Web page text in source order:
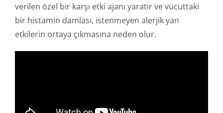
verilen özel bir karşı etki ajanı yaratır ve vücuttaki
bir histamin damlası, istenmeyen alerjik yan
etkilerin ortaya çıkmasına neden olur.